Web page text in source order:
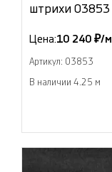
штрихи 03853
Цена:10 240 ₽/м
Артикул: 03853
В наличии 4.25 м